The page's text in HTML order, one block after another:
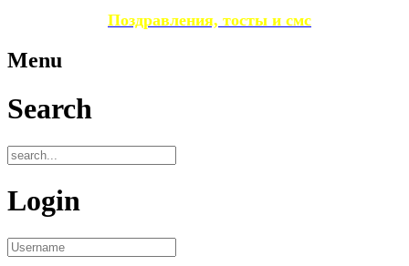
Поздравления, тосты и смс
Menu
Search
Login